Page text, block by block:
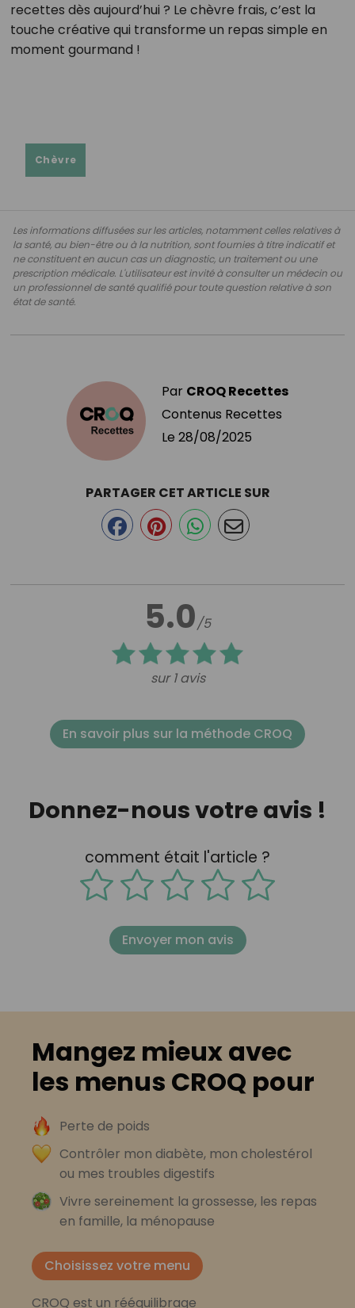
recettes dès aujourd’hui ? Le chèvre frais, c’est la
touche créative qui transforme un repas simple en
moment gourmand !
Chèvre
Les informations diffusées sur les articles, notamment celles relatives à
la santé, au bien-être ou à la nutrition, sont fournies à titre indicatif et
ne constituent en aucun cas un diagnostic, un traitement ou une
prescription médicale. L'utilisateur est invité à consulter un médecin ou
un professionnel de santé qualifié pour toute question relative à son
état de santé.
Par CROQ Recettes
Contenus Recettes
Le 28/08/2025
5.0/5
sur 1 avis
PARTAGER CET ARTICLE SUR
En savoir plus sur la méthode CROQ
Donnez-nous votre avis !
comment était l'article ?
Envoyer mon avis
Mangez mieux avec
les menus CROQ pour
Perte de poids
Contrôler mon diabète, mon cholestérol
ou mes troubles digestifs
Vivre sereinement la grossesse, les repas
en famille, la ménopause
Choisissez votre menu
CROQ est un rééquilibrage